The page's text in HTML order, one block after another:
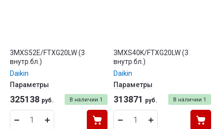
3MXS52E/FTXG20LW (3
внутр.бл.)
Daikin
Параметры
В наличии 1
325138 руб.
3MXS40K/FTXG20LW (3
внутр.бл.)
Daikin
Параметры
В наличии 1
313871 руб.